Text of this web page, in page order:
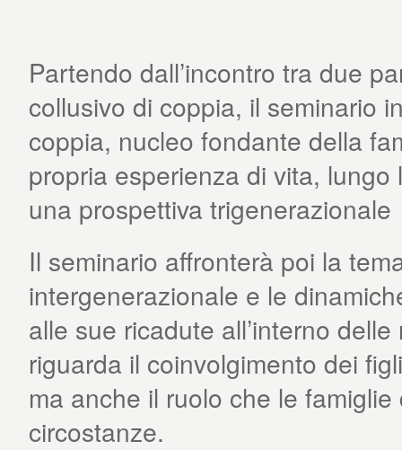
Partendo dall’incontro tra due
collusivo di coppia, il seminario
coppia, nucleo fondante della
propria esperienza di vita,
una prospettiva trigenerazionale
Il seminario affronterà poi la
intergenerazionale e le
alle sue ricadute all’interno
riguarda il coinvolgimento dei
ma anche il ruolo che le
circostanze.